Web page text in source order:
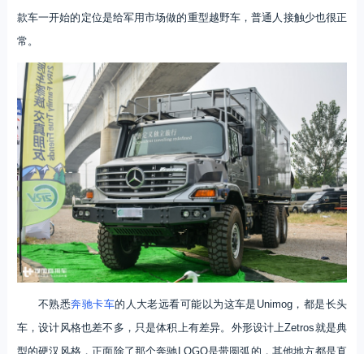
款车一开始的定位是给军用市场做的重型越野车，普通人接触少也很正
常。
不熟悉奔驰卡车的人大老远看可能以为这车是Unimog，都是长头
车，设计风格也差不多，只是体积上有差异。外形设计上Zetros就是典
型的硬汉风格，正面除了那个奔驰LOGO是带圆弧的，其他地方都是直